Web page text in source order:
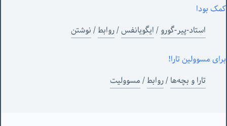
کمک بودا
استاد-پیر-گورو/ایگویانفس/روابط/نوشتن
برای مسوولین تارا!
تارا و بچه‌ها/روابط/مسوولیت